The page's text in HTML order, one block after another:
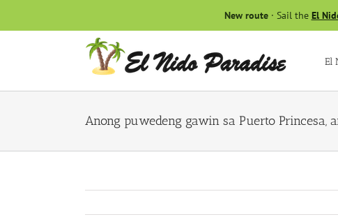
New route· Sail the El
El
Anong puwedeng gawin sa Puerto Princesa,